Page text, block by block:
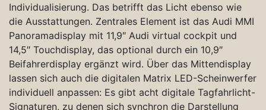
Individualisierung. Das betrifft das Licht ebenso wie
die Ausstattungen. Zentrales Element ist das Audi MMI
Panoramadisplay mit 11,9″ Audi virtual cockpit und
14,5″ Touchdisplay, das optional durch ein 10,9″
Beifahrerdisplay ergänzt wird. Über das Mittendisplay
lassen sich auch die digitalen Matrix LED-Scheinwerfer
individuell anpassen: Es gibt acht digitale Tagfahrlicht-
Signaturen, zu denen sich synchron die Darstellung